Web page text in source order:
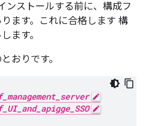
ンストールする前に、構成フ
ます。これに合格します 構
ます。
おりです。